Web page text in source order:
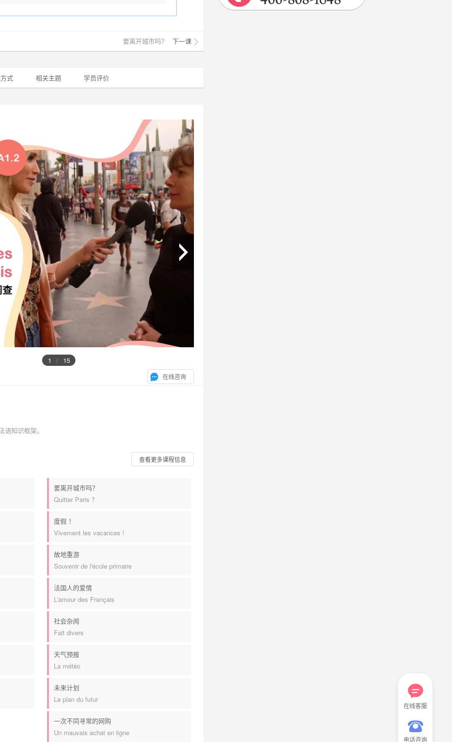
在线客服
电话咨询
要离开城市吗？ 下一课
方式 相关主题 学员评价
1 / 15
在线咨询
知识框架。
查看更多课程信息
要离开城市吗？
Quitter Paris ？
度假 ！
Vivement les vacances !
故地重游
Souvenir de l'école primaire
法国人的爱情
L'amour des Français
社会杂闻
Fait divers
天气预报
La météo
未来计划
Le plan du futur
一次不同寻常的网购
Un mauvais achat en ligne